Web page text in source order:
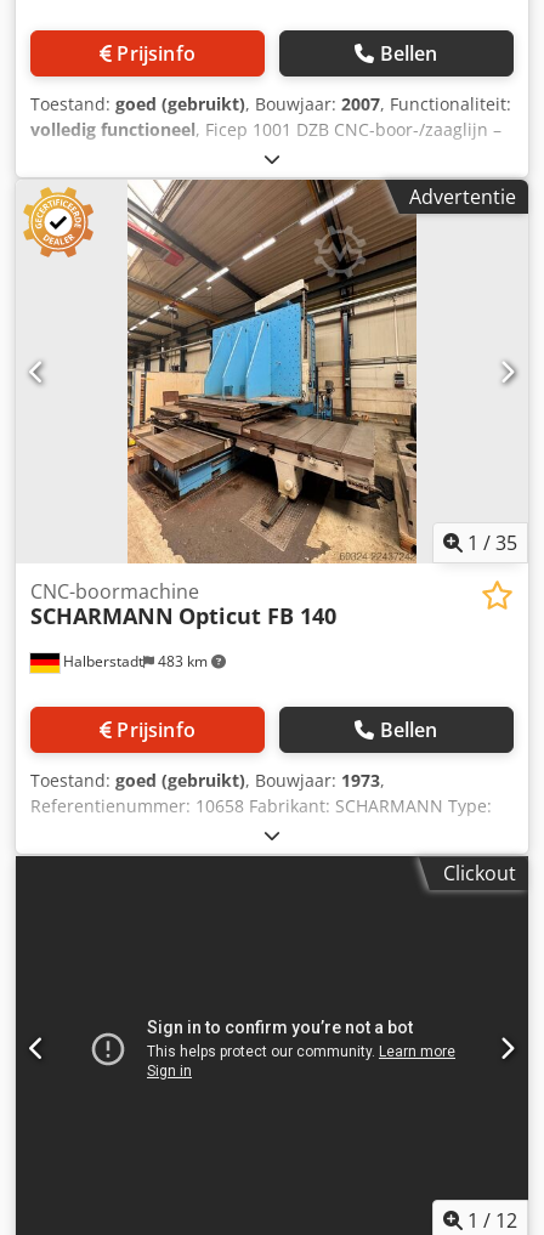
Prijsinfo Bellen
Toestand: goed (gebruikt), Bouwjaar: 2007, Functionaliteit:
volledig functioneel, Ficep 1001 DZB CNC-boor-/zaaglijn –
bouwjaar 2007. Draaibare spindel. Automatische
gereedschapswisselaar. Markeerfunctie in vier richtingen.
Grijpergestuurde invoer. Invoertransport van 18,3 meter
en uitvoertransport van 18,3 meter. Invoertransport en
uitvoertransport met hef- en verplaatsmechanisme.
Capaciteit voor profielen van 1000 mm. Dcsdpfszrpx Dox
Advertentie
1 /35
Halberstadt 483 km
CNC-boormachine
SCHARMANN Opticut FB 140
Prijsinfo Bellen
Toestand: goed (gebruikt), Bouwjaar: 1973,
Referentienummer: 10658 Fabrikant: SCHARMANN Type:
Opticut FB 140 Bouwjaar: 1973 Type besturing: CNC
Besturing: Heidenhain Locatie: Halberstadt Dcjdpfszp Dn
Isx Ahhsk Land van herkomst: Duitsland Machinenummer:
7300 mm Machine breedte: 5600 mm Machine hoogte:
4000 mm Machinegewicht ca.: 31 ton Aanvullende
informatie: - Draaitafel met NC-schuiftafel en NC-draaitafel
Clickout
1 / 12